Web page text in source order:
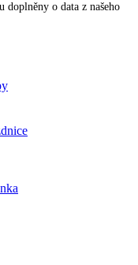
doplněny o data z našeho